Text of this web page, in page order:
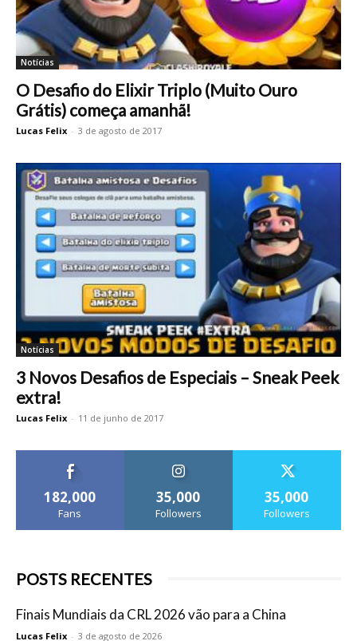
Notícias
O Desafio do Elixir Triplo (Muito Ouro
Grátis) começa amanhã!
Lucas Felix - 3 de agosto de 2017
Notícias
3 Novos Desafios de Especiais – Sneak Peek
extra!
Lucas Felix - 11 de junho de 2017
182,000
Fans
35,000
Followers
35,000
Followers
POSTS RECENTES
Finais Mundiais da CRL 2026 vão para a China
Lucas Felix - 3 de agosto de 2026